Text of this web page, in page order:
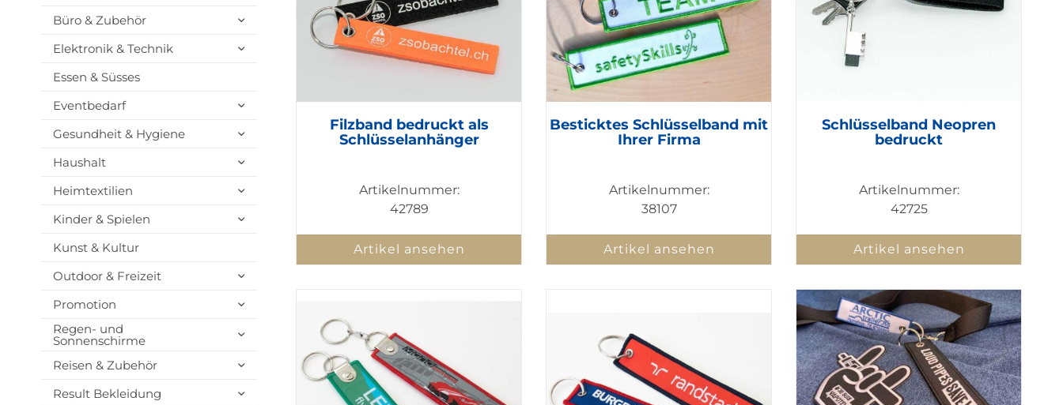
Büro & Zubehör
Elektronik & Technik
Essen & Süsses
Eventbedarf
Gesundheit & Hygiene
Haushalt
Heimtextilien
Kinder & Spielen
Kunst & Kultur
Outdoor & Freizeit
Promotion
Regen- und
Sonnenschirme
Reisen & Zubehör
Result Bekleidung
Filzband bedruckt als
Schlüsselanhänger
Artikelnummer:
42789
Artikel ansehen
Besticktes Schlüsselband mit
Ihrer Firma
Artikelnummer:
38107
Artikel ansehen
Schlüsselband Neopren
bedruckt
Artikelnummer:
42725
Artikel ansehen